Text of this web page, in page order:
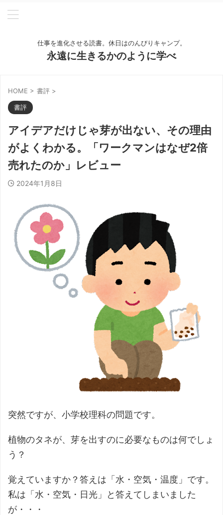
仕事を進化させる読書。休日はのんびりキャンプ。
永遠に生きるかのように学べ
HOME > 書評 >
書評
アイデアだけじゃ芽が出ない、その理由
がよくわかる。「ワークマンはなぜ2倍
売れたのか」レビュー
2024年1月8日
突然ですが、小学校理科の問題です。
植物のタネが、芽を出すのに必要なものは何でしょ
う？
覚えていますか？答えは「水・空気・温度」です。
私は「水・空気・日光」と答えてしまいました
が・・・